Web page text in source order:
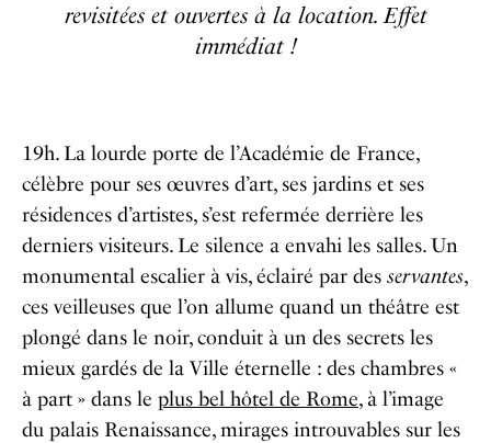
revisitées et ouvertes à la location. Effet
immédiat !
19h. La lourde porte de l’Académie de France,
célèbre pour ses œuvres d’art, ses jardins et ses
résidences d’artistes, s’est refermée derrière les
derniers visiteurs. Le silence a envahi les salles. Un
monumental escalier à vis, éclairé par des servantes,
ces veilleuses que l’on allume quand un théâtre est
plongé dans le noir, conduit à un des secrets les
mieux gardés de la Ville éternelle : des chambres «
à part » dans le plus bel hôtel de Rome, à l’image
du palais Renaissance, mirages introuvables sur les